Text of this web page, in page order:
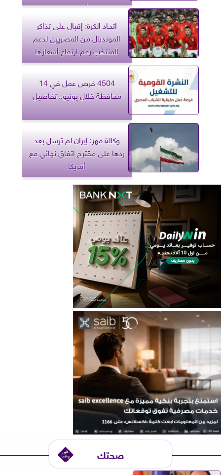
المصرية
اتحاد الكرة: إقبال على تذاكر
المونديال من المصريين لدعم
المنتخب رغم ارتفاع أسعارها
4504 فرص عمل في 14
محافظة خلال يونيو.. تفاصيل
وكالة مهر: إيران لم ترسل بعد
ردها على مقترح اتفاق نهائي مع
أمريكا
صحتك